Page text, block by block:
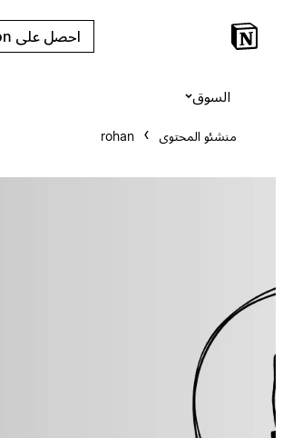
احصل على Notion مجاناً
منشئو المحتوى rohan